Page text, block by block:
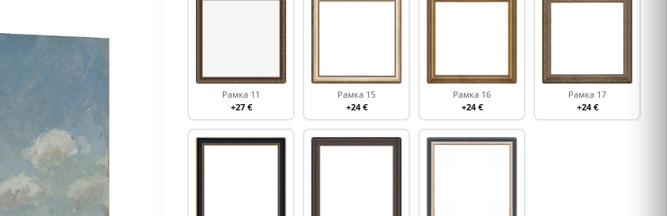
Рамка 11
+27 €
Рамка 15
+24 €
Рамка 16
+24 €
Рамка 17
+24 €